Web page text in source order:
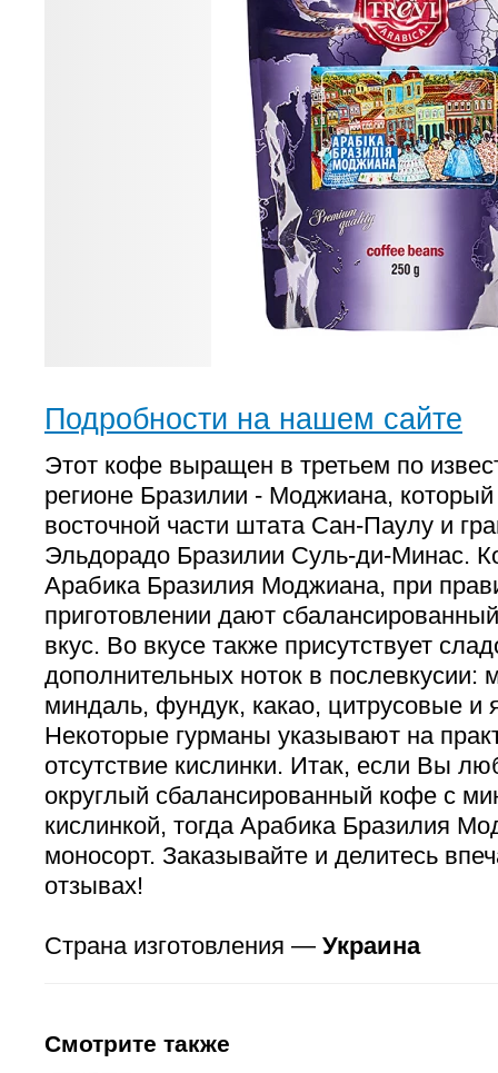
Подробности на нашем сайте
Этот кофе выращен в третьем по
регионе Бразилии - Моджиана, который
восточной части штата Сан-Паулу и
Эльдорадо Бразилии Суль-ди-Минас.
Арабика Бразилия Моджиана, при
приготовлении дают
вкус. Во вкусе также присутствует
дополнительных ноток в послевкусии:
миндаль, фундук, какао, цитрусовые и
Некоторые гурманы указывают на
отсутствие кислинки. Итак, если Вы
округлый сбалансированный кофе с
кислинкой, тогда Арабика Бразилия
моносорт. Заказывайте и делитесь
отзывах!
Страна изготовления — Украина
Смотрите также